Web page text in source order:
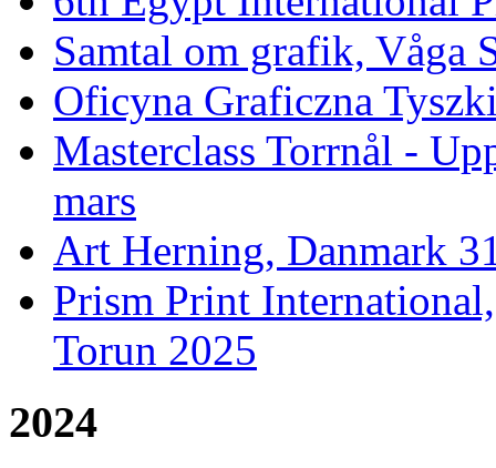
Samtal om grafik, Våga
Oficyna Graficzna
Masterclass Torrnål -
mars
Art Herning, Danmark
Prism Print
Torun 2025
2024